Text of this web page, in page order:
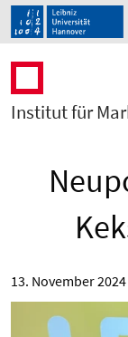
Institut für
13. November 2024